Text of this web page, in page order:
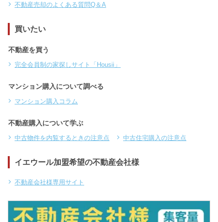
不動産売却のよくある質問Q＆A
買いたい
不動産を買う
完全会員制の家探しサイト「Housii」
マンション購入について調べる
マンション購入コラム
不動産購入について学ぶ
中古物件を内覧するときの注意点 中古住宅購入の注意点
イエウール加盟希望の不動産会社様
不動産会社様専用サイト